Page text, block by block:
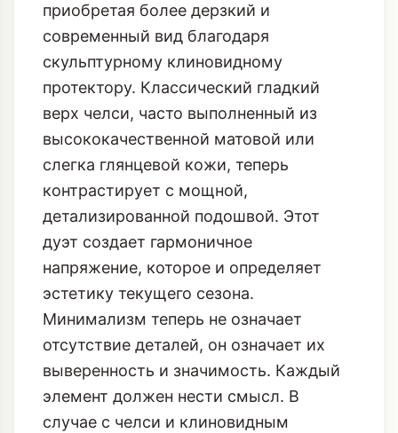
приобретая более дерзкий и
современный вид благодаря
скульптурному клиновидному
протектору. Классический гладкий
верх челси, часто выполненный из
высококачественной матовой или
слегка глянцевой кожи, теперь
контрастирует с мощной,
детализированной подошвой. Этот
дуэт создает гармоничное
напряжение, которое и определяет
эстетику текущего сезона.
Минимализм теперь не означает
отсутствие деталей, он означает их
выверенность и значимость. Каждый
элемент должен нести смысл. В
случае с челси и клиновидным